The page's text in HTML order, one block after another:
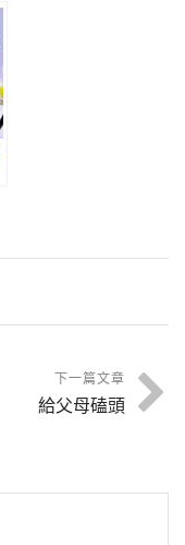
下一篇文章
給父母磕頭